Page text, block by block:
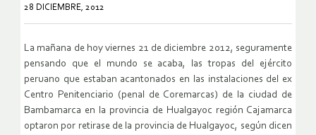
28 DICIEMBRE, 2012
La mañana de hoy viernes 21 de diciembre 2012, seguramente
pensando que el mundo se acaba, las tropas del ejército
peruano que estaban acantonados en las instalaciones del ex
Centro Penitenciario (penal de Coremarcas) de la ciudad de
Bambamarca en la provincia de Hualgayoc región Cajamarca
optaron por retirase de la provincia de Hualgayoc, según dicen